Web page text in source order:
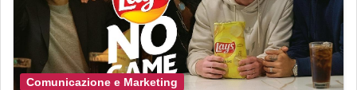
Comunicazione e Marketing